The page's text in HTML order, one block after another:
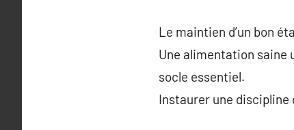
Le maintien d’un bon
Une alimentation saine
socle essentiel.
Instaurer une